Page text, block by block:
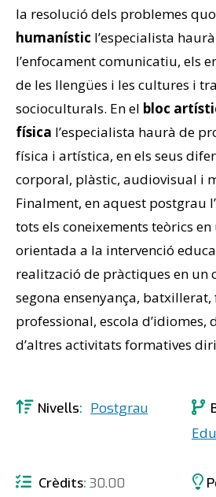
la resolució dels problemes
humanístic l’especialista
l’enfocament comunicatiu, els
de les llengües i les cultures i
socioculturals. En el bloc
física l’especialista haurà de
física i artística, en els seus
corporal, plàstic, audiovisual i
Finalment, en aquest postgrau
tots els coneixements teòrics
orientada a la intervenció
realització de pràctiques en un
segona ensenyança,
professional, escola d’idiomes,
d’altres activitats formatives
Nivells Postgrau
Crèdits 30.00